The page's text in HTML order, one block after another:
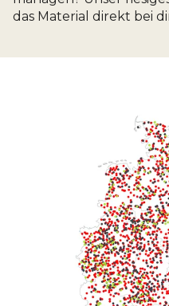
das Material direkt bei